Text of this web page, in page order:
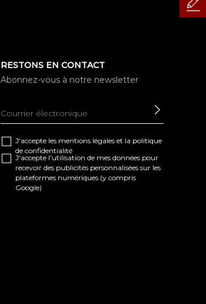
RESTONS EN CONTACT
Abonnez-vous à notre newsletter
J'accepte les mentions légaleset la politique
de confidentialité
J'accepte l'utilisation de mes données pour
recevoir des publicités personnalisées sur les
plateformes numériques (y compris
Google)